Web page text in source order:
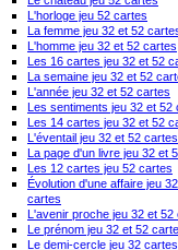
L'horloge jeu 52 cartes
La femme jeu 32 et 52
L'homme jeu 32 et 52 cartes
Les 16 cartes jeu 32 et 52
La semaine jeu 32 et 52
L'année jeu 32 et 52 cartes
Les sentiments jeu 32 et 52
Les 14 cartes jeu 32 et 52
L'éventail jeu 32 et 52 cartes
La page d'un livre jeu 32 et
Les 12 cartes jeu 52 cartes
Évolution d'une affaire jeu
cartes
L'avenir proche jeu 32 et 52
Le prénom jeu 32 et 52
Le demi-cercle jeu 32 cartes